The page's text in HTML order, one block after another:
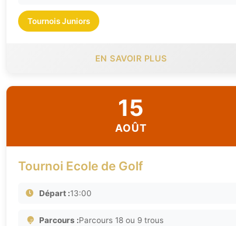
Tournois Juniors
EN SAVOIR PLUS
15
AOÛT
Tournoi Ecole de Golf
Départ :13:00
Parcours :Parcours 18 ou 9 trous